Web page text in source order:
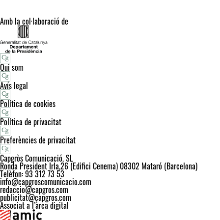
Amb la col·laboració de
Qui som
Avís legal
Política de cookies
Política de privacitat
Preferències de privacitat
Capgròs Comunicació, SL
Ronda President Irla,26 (Edifici Cenema) 08302 Mataró (Barcelona)
Telèfon: 93 312 73 53
info@capgroscomunicacio.com
redaccio@capgros.com
publicitat@capgros.com
Associat a l’àrea digital